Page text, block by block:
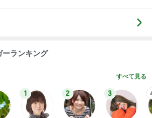
ーランキング
すべて見る
1 2 3